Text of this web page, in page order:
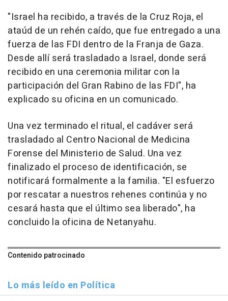
"Israel ha recibido, a través de la Cruz Roja, el
ataúd de un rehén caído, que fue entregado a una
fuerza de las FDI dentro de la Franja de Gaza.
Desde allí será trasladado a Israel, donde será
recibido en una ceremonia militar con la
participación del Gran Rabino de las FDI", ha
explicado su oficina en un comunicado.
Una vez terminado el ritual, el cadáver será
trasladado al Centro Nacional de Medicina
Forense del Ministerio de Salud. Una vez
finalizado el proceso de identificación, se
notificará formalmente a la familia. "El esfuerzo
por rescatar a nuestros rehenes continúa y no
cesará hasta que el último sea liberado", ha
concluido la oficina de Netanyahu.
Contenido patrocinado
Lo más leído en Política